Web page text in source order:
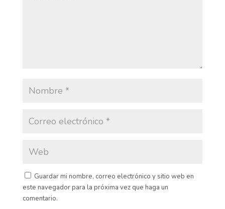
Guardar mi nombre, correo electrónico y sitio web en
este navegador para la próxima vez que haga un
comentario.